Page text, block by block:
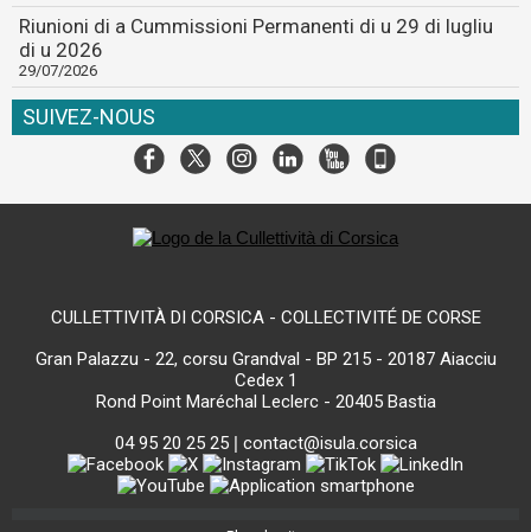
Riunioni di a Cummissioni Permanenti di u 29 di lugliu
di u 2026
29/07/2026
SUIVEZ-NOUS
CULLETTIVITÀ DI CORSICA - COLLECTIVITÉ DE CORSE
Gran Palazzu - 22, corsu Grandval - BP 215 - 20187 Aiacciu
Cedex 1
Rond Point Maréchal Leclerc - 20405 Bastia
04 95 20 25 25| contact@isula.corsica